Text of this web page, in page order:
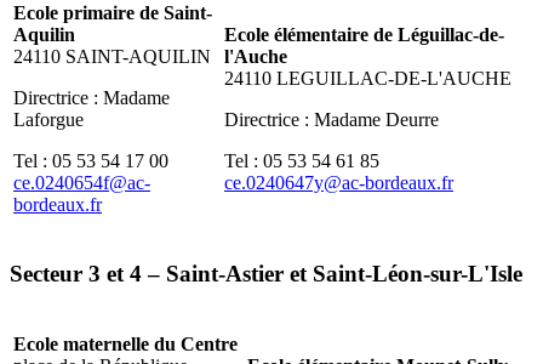
Ecole primaire de Saint-
Aquilin
24110 SAINT-AQUILIN
Directrice : Madame
Laforgue
Tel : 05 53 54 17 00
ce.0240654f@ac-
bordeaux.fr
Ecole élémentaire de Léguillac-de-
l'Auche
24110 LEGUILLAC-DE-L'AUCHE
Directrice : Madame Deurre
Tel : 05 53 54 61 85
ce.0240647y@ac-bordeaux.fr
Secteur 3 et 4 – Saint-Astier et Saint-Léon-sur-L'Isle
Ecole maternelle du Centre